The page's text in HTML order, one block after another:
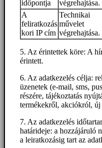
időpontja
végrehajtása.
A
feliratkozás
kori IP cím
Technikai
művelet
végrehajtása.
5. Az érintettek köre: A
érintett.
6. Az adatkezelés célja:
üzenetek (e-mail, sms,
részére, tájékoztatás
termékekről, akciókról,
7. Az adatkezelés
határideje: a hozzájáruló
a leiratkozásig tart az